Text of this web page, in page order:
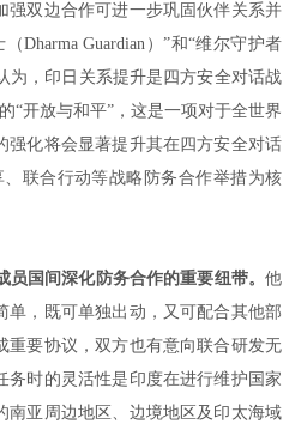
强双边合作可进一步巩固伙伴关系并
（Dharma Guardian ）”和“维尔守护者
为，印日关系提升是四方安全对话战
“开放与和平” ，这是一项对于全世界
强化将会显著提升其在四方安全对话
联合行动等战略防务合作举措为核
员国间深化防务合作的重要纽带。他
，既可单独出动，又可配合其他部
重要协议，双方也有意向联合研发无
务时的灵活性是印度在进行维护国家
南亚周边地区、边境地区及印太海域